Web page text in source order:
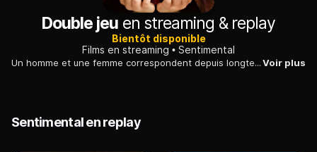
Double jeu en streaming & replay
Bientôt disponible
Films en streaming
Sentimental
Un homme et une femme correspondent depuis longtemps sans s'être rencontrés. Quand ils doivent franchir le pas, ils regrettent d'avoir triché sur leurs photos.Voir plus
Sentimental en replay